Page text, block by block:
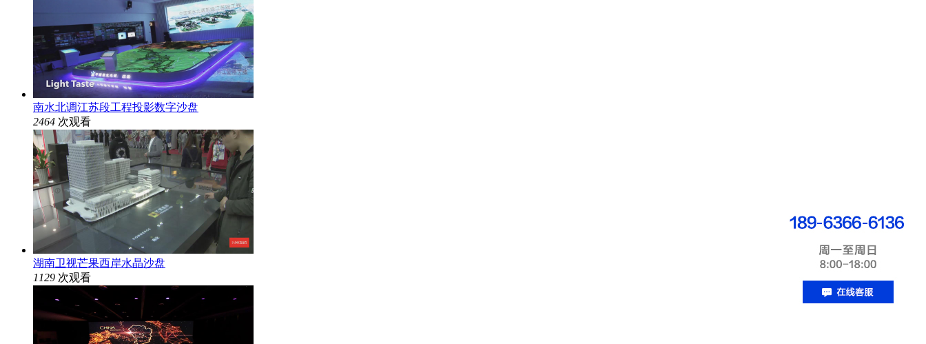
南水北调江苏段工程投影数字沙盘
2464 次观看
湖南卫视芒果西岸水晶沙盘
1129 次观看